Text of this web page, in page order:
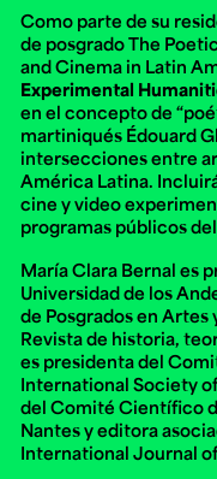
Resolución 28 del
Acreditación
Resolución 000194
Como parte de su
de posgradoThe
and Cinema in Latin
Experimental
en el concepto de
martiniqués Édouard
intersecciones entre
América Latina.
cine y video
programas públicos
María Clara Bernal es
Universidad de los
de Posgrados en Artes
Revista de historia,
es presidenta del
International Society
del Comité Científico
Nantes y editora
International Journal